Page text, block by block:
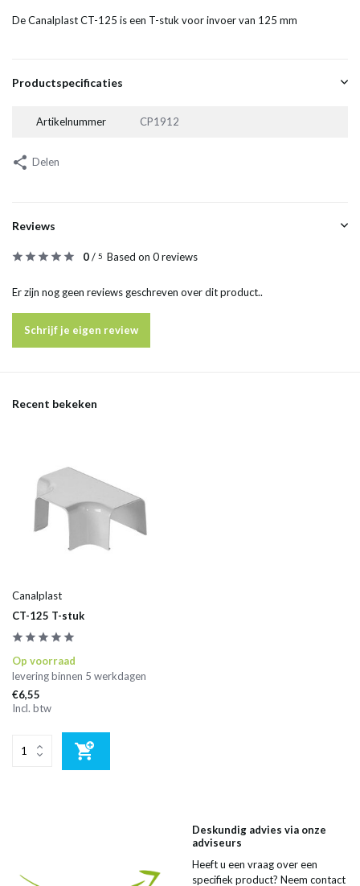
De Canalplast CT-125 is een T-stuk voor invoer van 125 mm
Productspecificaties
Artikelnummer CP1912
Delen
Reviews
0/ 5 Based on 0 reviews
Er zijn nog geen reviews geschreven over dit product..
Schrijf je eigen review
Recent bekeken
Canalplast
CT-125 T-stuk
Op voorraad
levering binnen 5 werkdagen
€6,55
Incl. btw
Deskundig advies via onze
adviseurs
Heeft u een vraag over een
specifiek product? Neem contact